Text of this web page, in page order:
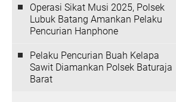
Operasi Sikat Musi 2025, Polsek
Lubuk Batang Amankan Pelaku
Pencurian Hanphone
Pelaku Pencurian Buah Kelapa
Sawit Diamankan Polsek Baturaja
Barat